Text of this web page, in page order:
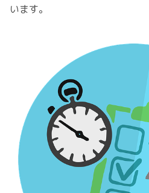
います。